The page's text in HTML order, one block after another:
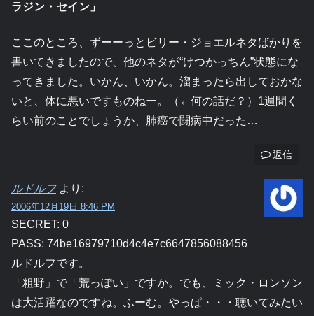
ラジン・セイン」
ここのところ、ずーーっとビリー・ジョエルネタばかりを
書いてきましたので、他のネタが“けつかっちん”状態にな
ってきました。いかん、いかん。溜まったら出しておかな
いと、体に悪いですものねー。（←何の話だ？）1週間く
らい前のことでしょうか、肺癌で闘病中だった…
返信
ルドルフ より:
2006年12月19日 8:46 PM
SECRET: 0
PASS: 74be16979710d4c4e7c6647856088456
ルドルフです。
「粗野」で「荒っぽい」ですか。でも、ミック・ロンソン
は大活躍なのですね。ふーむ。やっぱ・・・聴いてみたい